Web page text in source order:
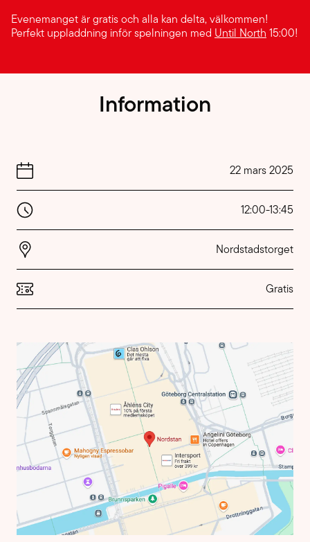
Evenemanget är gratis och alla kan delta, välkommen!
Perfekt uppladdning inför spelningen med Until North 15:00!
Information
22 mars 2025
12:00-13:45
Nordstadstorget
Gratis